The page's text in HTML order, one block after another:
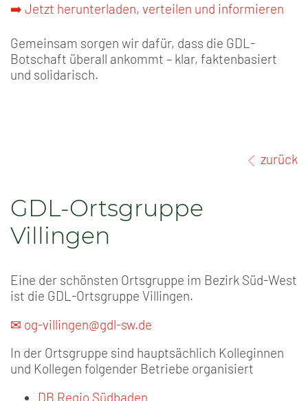
➡️ Jetzt herunterladen, verteilen und informieren
Gemeinsam sorgen wir dafür, dass die GDL-
Botschaft überall ankommt – klar, faktenbasiert
und solidarisch.
zurück
GDL-Ortsgruppe
Villingen
Eine der schönsten Ortsgruppe im Bezirk Süd-West
ist die GDL-Ortsgruppe Villingen.
✉ og-villingen@gdl-sw.de
In der Ortsgruppe sind hauptsächlich Kolleginnen
und Kollegen folgender Betriebe organisiert
DB Regio Südbaden